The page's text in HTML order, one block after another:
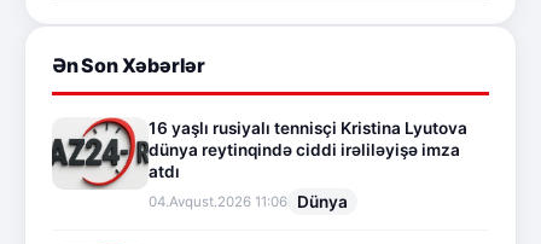
Ən Son Xəbərlər
16 yaşlı rusiyalı tennisçi Kristina Lyutova
dünya reytinqində ciddi irəliləyişə imza
atdı
04.Avqust.2026 11:06 Dünya